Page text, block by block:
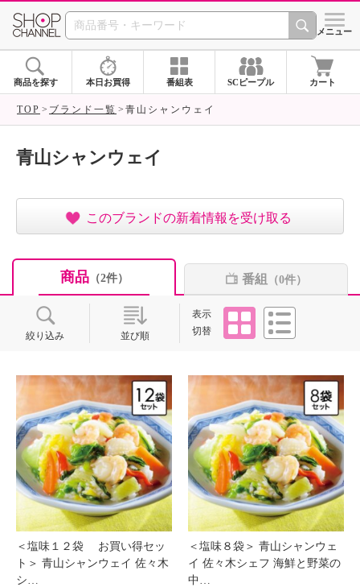
SHOP CHANNEL ショッ
メニュー
商品を探す 本日お買得 番組表 SCピープル カート
TOP ブランド一覧 青山シャンウェイ
青山シャンウェイ
このブランドの新着情報を受け取る
商品（2件） 番組 （0件）
絞り込み 並び順
表示
切替
タイル
＜塩味１２袋 お買い得セッ
ト＞ 青山シャンウェイ 佐々木
シ…
＜塩味８袋＞ 青山シャンウェ
イ 佐々木シェフ 海鮮と野菜の
中…